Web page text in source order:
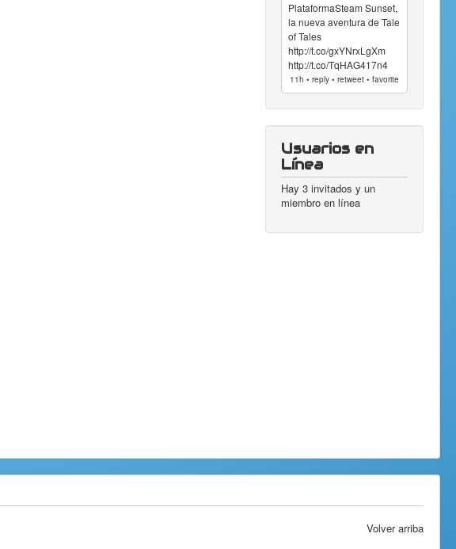
PlataformaSteam Sunset,
la nueva aventura de Tale
of Tales
http://t.co/gxYNrxLgXm
http://t.co/TqHAG417n4
11h • reply • retweet • favorite
Usuarios en
Línea
Hay 3 invitados y un
miembro en línea
Volver arriba